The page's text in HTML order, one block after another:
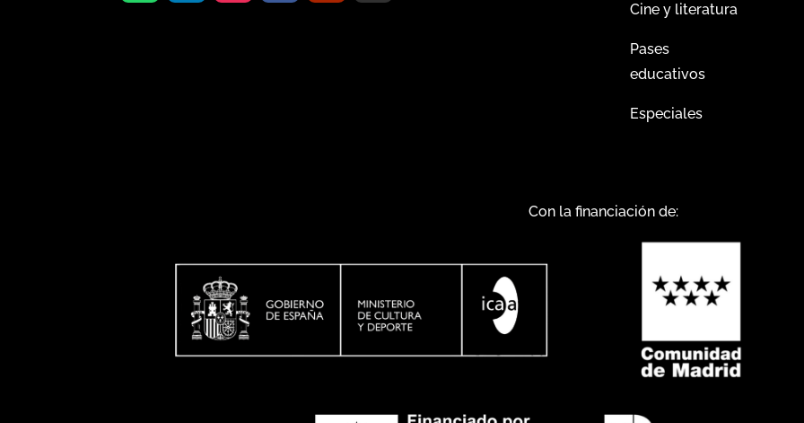
Cine y literatura
Pases
educativos
Especiales
Con la financiación de: